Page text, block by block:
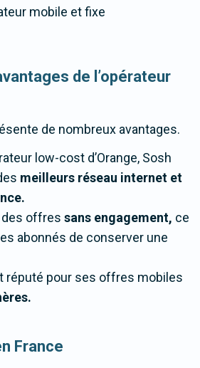
mobile et fixe
de l’opérateur
de nombreux avantages.
low-cost d’Orange, Sosh
meilleurs réseau internet et
offres sans engagement, ce
abonnés de conserver une
réputé pour ses offres mobiles
France